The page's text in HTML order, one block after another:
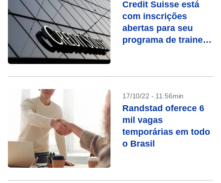
Credit Suisse está
com inscrições
abertas para seu
programa de trainee;
17/10/22 - 11:56min
Randstad oferece 6
mil vagas
temporárias em todo
o Brasil